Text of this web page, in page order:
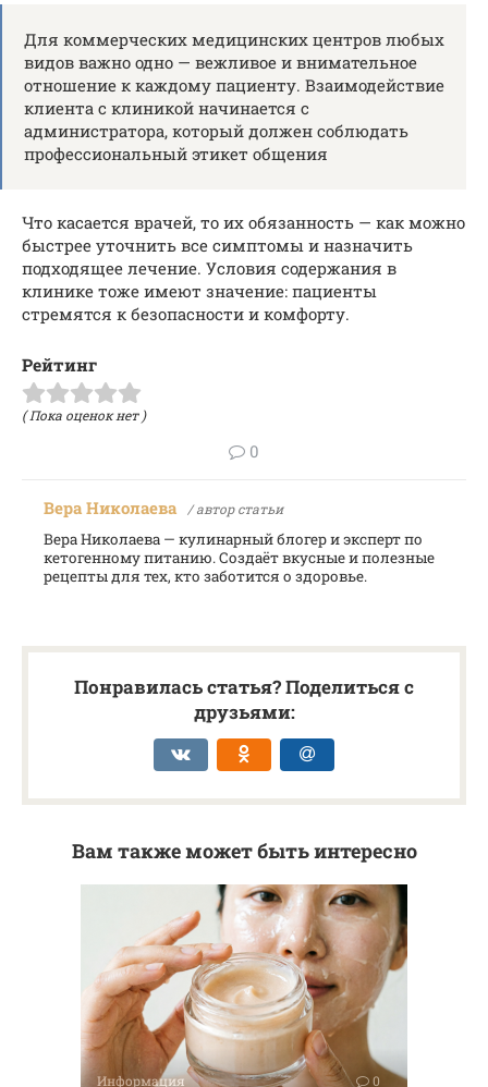
Для коммерческих медицинских центров любых
видов важно одно — вежливое и внимательное
отношение к каждому пациенту. Взаимодействие
клиента с клиникой начинается с
администратора, который должен соблюдать
профессиональный этикет общения
Что касается врачей, то их обязанность — как можно
быстрее уточнить все симптомы и назначить
подходящее лечение. Условия содержания в
клинике тоже имеют значение: пациенты
стремятся к безопасности и комфорту.
Рейтинг
( Пока оценок нет )
0
Вера Николаева / автор статьи
Вера Николаева — кулинарный блогер и эксперт по
кетогенному питанию. Создаёт вкусные и полезные
рецепты для тех, кто заботится о здоровье.
Понравилась статья? Поделиться с
друзьями:
Вам также может быть интересно
Информация 0